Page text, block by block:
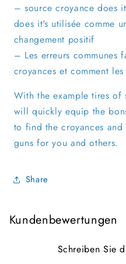
– source croyance does
does it's utilisée comme
changement positif
– Les erreurs communes
croyances et comment
With the example tires of
will quickly equip the
to find the croyances
guns for you and others.
Share
Kundenbewertungen
Schreiben Sie